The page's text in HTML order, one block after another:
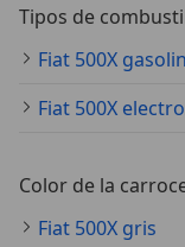
Tipos de
Fiat 500X
Color de la
Fiat 500X gris